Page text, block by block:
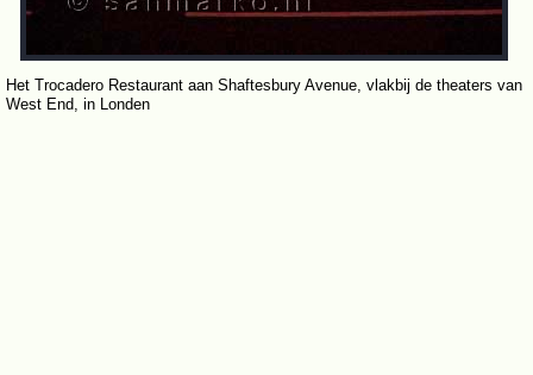
Het Trocadero Restaurant aan Shaftesbury Avenue, vlakbij de theaters van
West End, in Londen